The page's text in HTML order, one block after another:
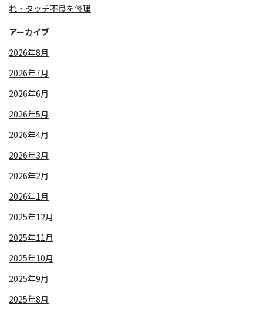
れ・タッチ不良を修理
アーカイブ
2026年8月
2026年7月
2026年6月
2026年5月
2026年4月
2026年3月
2026年2月
2026年1月
2025年12月
2025年11月
2025年10月
2025年9月
2025年8月